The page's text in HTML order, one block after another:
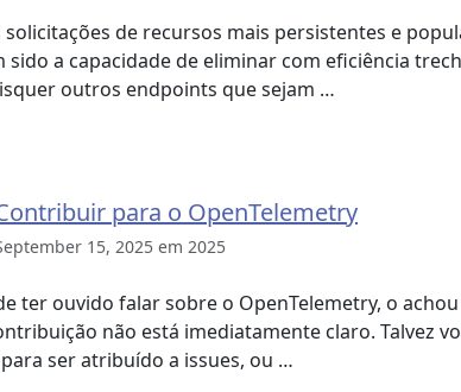
solicitações de recursos mais persistentes e
sido a capacidade de eliminar com eficiência
outros endpoints que sejam …
para o OpenTelemetry
15, 2025 em 2025
ter ouvido falar sobre o OpenTelemetry, o
não está imediatamente claro. Talvez
ser atribuído a issues, ou …